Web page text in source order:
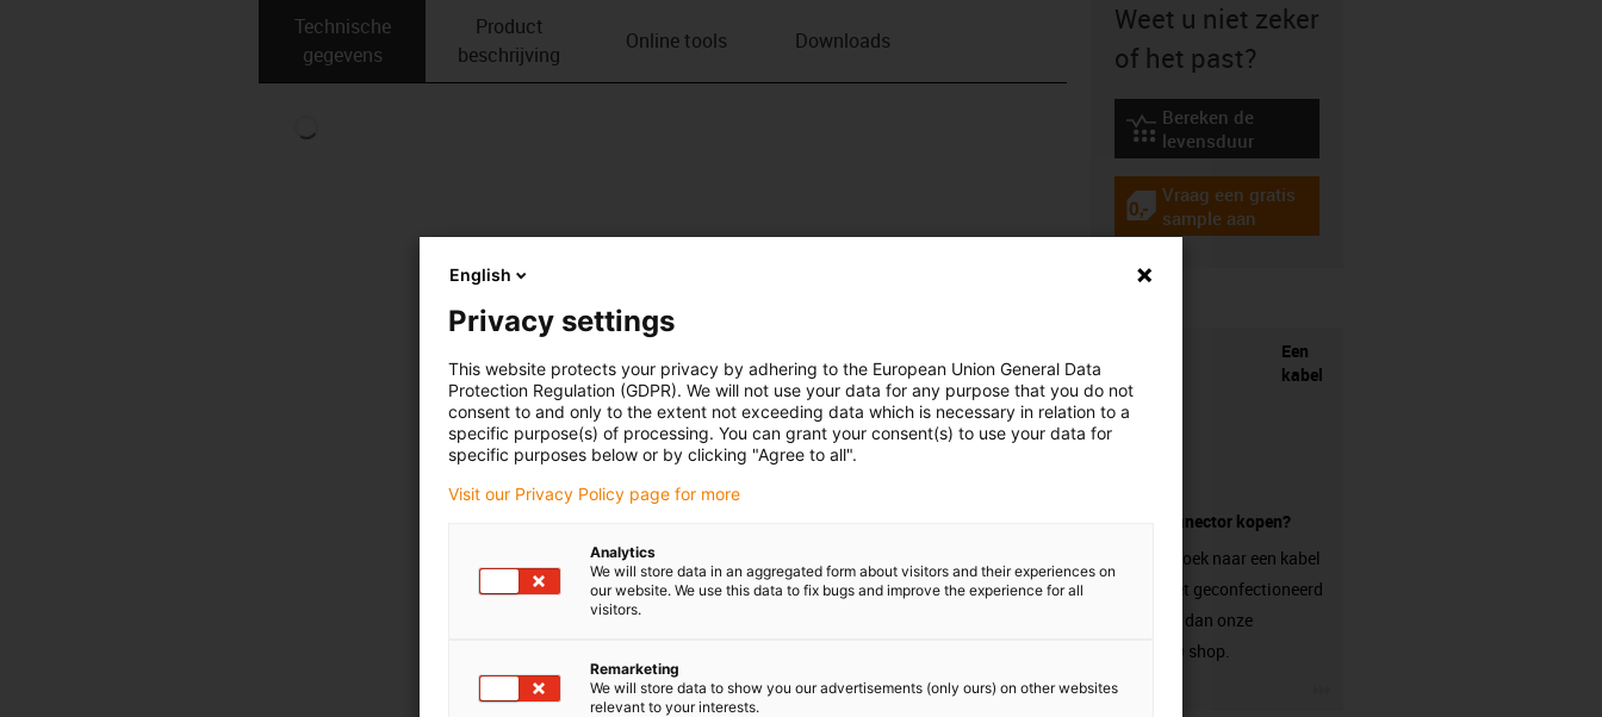
Technische
gegevens
Product
beschrijving
Online tools Downloads
Weet u niet zeker
of het past?
igus-icon-lebensdauerrechner
Bereken de
levensduur
igus-icon-gratismuster
Vraag een gratis
sample aan
Een
kabel
zonder connector kopen?
Ben je op zoek naar een kabel
die nog niet geconfectioneerd
is? Bezoek dan onze
chainflex® shop.
English
Privacy settings
This website protects your privacy by adhering to the European Union General Data
Protection Regulation (GDPR). We will not use your data for any purpose that you do not
consent to and only to the extent not exceeding data which is necessary in relation to a
specific purpose(s) of processing. You can grant your consent(s) to use your data for
specific purposes below or by clicking "Agree to all".
Visit our Privacy Policy page for more
Analytics
We will store data in an aggregated form about visitors and their experiences on
our website. We use this data to fix bugs and improve the experience for all
visitors.
Remarketing
We will store data to show you our advertisements (only ours) on other websites
relevant to your interests.